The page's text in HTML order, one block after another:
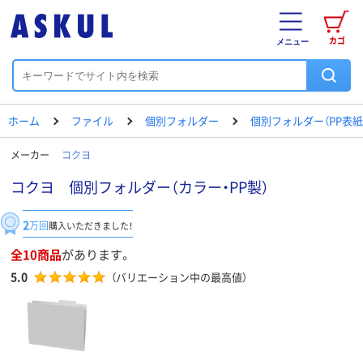
カゴ
メニュー
ホーム ファイル 個別フォルダー 個別フォルダー（PP表紙
メーカー コクヨ
コクヨ 個別フォルダー（カラー・PP製）
2万回購入いただきました！
全10商品があります。
5.0 （バリエーション中の最高値）